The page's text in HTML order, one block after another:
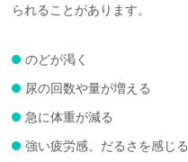
られることがあります。
のどが渇く
尿の回数や量が増える
急に体重が減る
強い疲労感、だるさを感じる